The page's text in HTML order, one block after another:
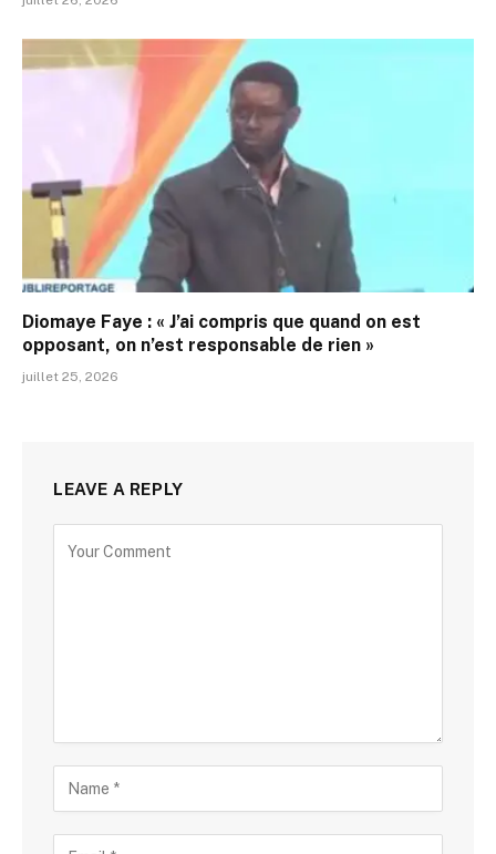
Diomaye Faye : « J’ai compris que quand on est
opposant, on n’est responsable de rien »
juillet 25, 2026
LEAVE A REPLY